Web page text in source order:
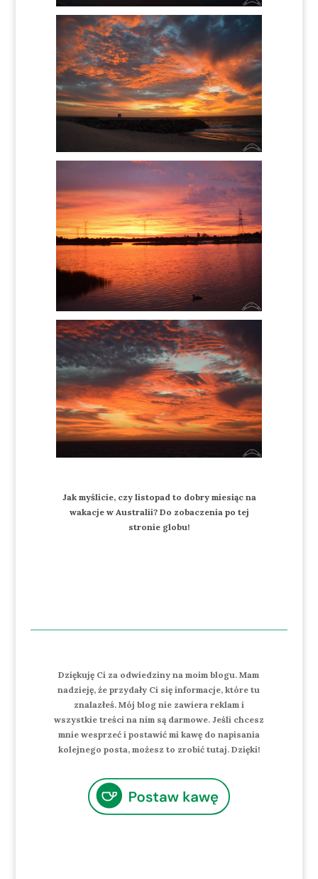
Jak myślicie, czy listopad to dobry miesiąc na
wakacje w Australii? Do zobaczenia po tej
stronie globu!
Dziękuję Ci za odwiedziny na moim blogu. Mam
nadzieję, że przydały Ci się informacje, które tu
znalazłeś. Mój blog nie zawiera reklam i
wszystkie treści na nim są darmowe. Jeśli chcesz
mnie wesprzeć i postawić mi kawę do napisania
kolejnego posta, możesz to zrobić tutaj. Dzięki!